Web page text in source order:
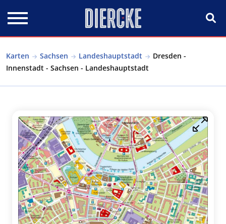
Karten Sachsen Landeshauptstadt
Dresden -
Innenstadt - Sachsen - Landeshauptstadt